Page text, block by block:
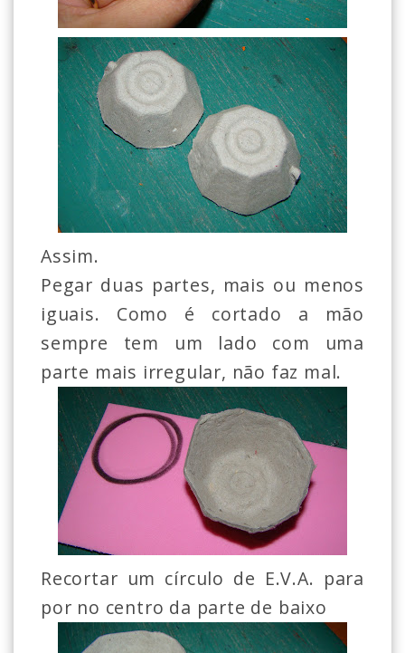
Assim.
Pegar duas partes, mais ou menos
iguais. Como é cortado a mão
sempre tem um lado com uma
parte mais irregular, não faz mal.
Recortar um círculo de E.V.A. para
por no centro da parte de baixo